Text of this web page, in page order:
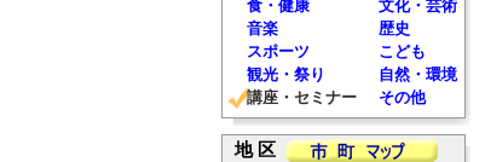
食・健康
文化・芸術
音楽
歴史
スポーツ
こども
観光・祭り
自然・環境
講座・セミナー
その他
地 区